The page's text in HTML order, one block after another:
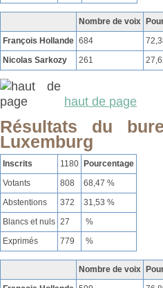
Nombre de voix
François Hollande 684
Nicolas Sarkozy
261
haut de page
Résultats du
Luxemburg
Inscrits 1180 Pourcentage
Votants
808
68,47 %
Abstentions
372
31,53 %
Blancs et nuls 27
%
Exprimés
779 %
Nombre de voix